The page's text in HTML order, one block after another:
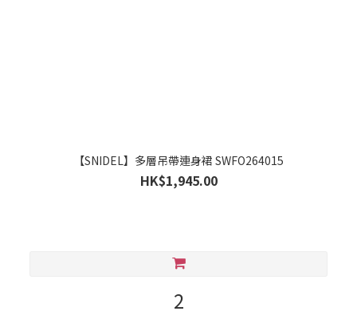
【SNIDEL】多層吊帶連身裙 SWFO264015
HK$1,945.00
2